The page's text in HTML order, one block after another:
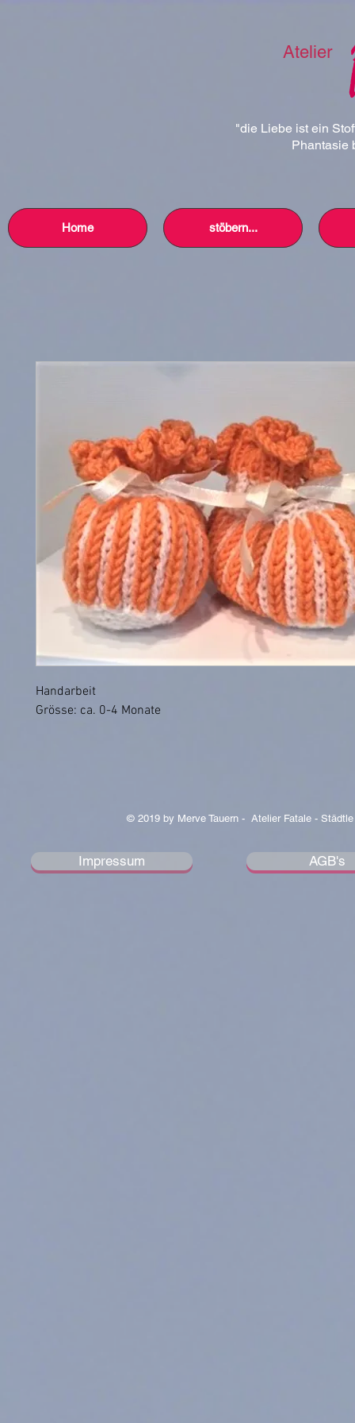
Atelier
"die Liebe ist ein
Phantasie
Home stöbern...
Handarbeit
Grösse: ca. 0-4 Monate
© 2019 by Merve Tauern - Atelier Fatale -
Impressum AGB's